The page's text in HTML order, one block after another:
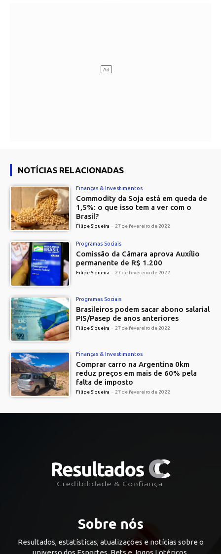
NOTÍCIAS RELACIONADAS
Finanças & Investimentos
Commodity da Soja está em queda de
1,5%: o que isso tem a ver com o
Brasil?
Filipe Siqueira - 27 de fevereiro de 2022
Programas Sociais
Comissão da Câmara aprova Auxílio
permanente de R$ 1.200
Filipe Siqueira - 27 de fevereiro de 2022
Programas Sociais
Brasileiros podem sacar abono salarial
PIS/Pasep de anos anteriores
Filipe Siqueira - 27 de fevereiro de 2022
Finanças & Investimentos
Comprar carro na Argentina 0km
reduz preços em mais de 60% pela
falta de imposto
Filipe Siqueira - 27 de fevereiro de 2022
Sobre nós
Resultados, estatísticas, atualizações e notícias sobre o
universo dos Esportes, Bets e Jogos Lotéricos.